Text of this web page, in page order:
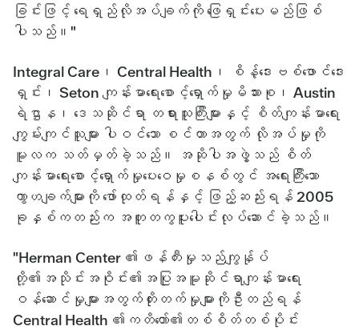
ခြင်းဖြင့် ရေရှည်လိုအပ်ချက်ကို ဖြေရှင်းပေးမည်ဖြစ်
ပါသည်။"
Integral Care၊ Central Health၊ စိန့်ဒေးဗစ်ဖောင်ဒေး
ရှင်း၊ Seton ကျန်းမာရေးစောင့်ရှောက်မှုမိသားစု၊ Austin
ရဲဌာန၊ ဒေသဆိုင်ရာ တရားသူကြီးများနှင့် စိတ်ကျန်းမာရေး
ကျွမ်းကျင်သူများ ပါဝင်သော စင်တာအတွက် လိုအပ်မှုကို
မူလက သတ်မှတ်ခဲ့သည်။ အဆိုပါအဖွဲ့သည် စိတ်
ကျန်းမာရေးစောင့်ရှောက်မှုပေးဝေမှုစနစ်တွင် အရေးကြီးသော
ကွာဟချက်များကို ဖော်ထုတ်ရန်နှင့် ဖြည့်ဆည်းရန် 2005
ခုနှစ်ကတည်းက အတူတကွပူးပေါင်းလုပ်ဆောင်ခဲ့သည်။
"Herman Center ၏ဖန်တီးမှုသည်ကျွန်ုပ်
တို့၏အသိုင်းအဝိုင်း၏အပြုအမူဆိုင်ရာကျန်းမာရေး
ဝန်ဆောင်မှုများအတွက်တိုးတက်မှုများကိုဦးတည်ရန်
Central Health ၏ကတိတော်၏တစ်စိတ်တစ်ပိုင်း